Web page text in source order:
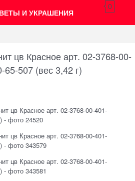
И УКРАШЕНИЯ
0
цв Красное арт. 02-3768-00-
65-507 (вес 3,42 г)